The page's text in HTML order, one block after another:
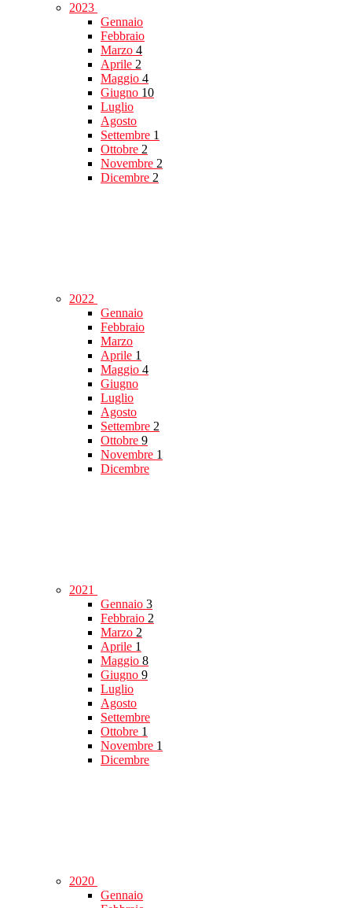
2023
Gennaio
Febbraio
Marzo 4
Aprile 2
Maggio 4
Giugno 10
Luglio
Agosto
Settembre 1
Ottobre 2
Novembre 2
Dicembre 2
2022
Gennaio
Febbraio
Marzo
Aprile 1
Maggio 4
Giugno
Luglio
Agosto
Settembre 2
Ottobre 9
Novembre 1
Dicembre
2021
Gennaio 3
Febbraio 2
Marzo 2
Aprile 1
Maggio 8
Giugno 9
Luglio
Agosto
Settembre
Ottobre 1
Novembre 1
Dicembre
2020
Gennaio